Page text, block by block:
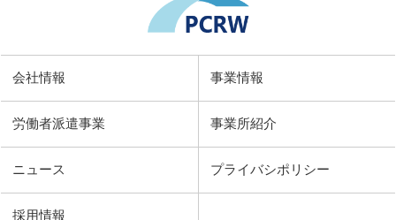
会社情報 事業情報
労働者派遣事業 事業所紹介
ニュース
採用情報
プライバシポリシー